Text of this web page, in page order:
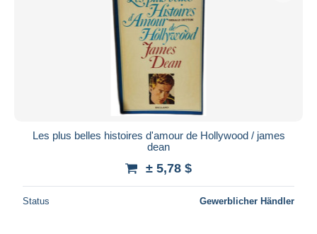
Les plus belles histoires d'amour de Hollywood / james
dean
± 5,78 $
Status Gewerblicher Händler